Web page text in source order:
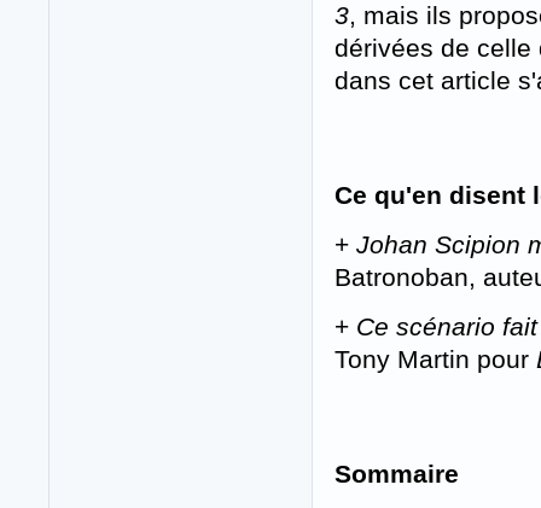
3, mais ils
dérivées de
dans cet article
Ce qu'en disent
+ Johan Scipion
Batronoban,
+ Ce scénario
Tony Martin pour
Sommaire